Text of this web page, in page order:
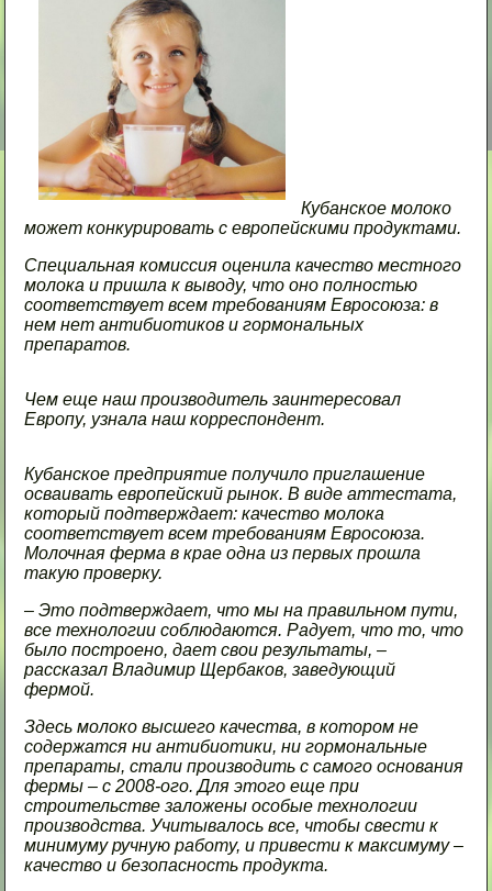
Кубанское молоко
может конкурировать с европейскими продуктами.
Специальная комиссия оценила качество местного
молока и пришла к выводу, что оно полностью
соответствует всем требованиям Евросоюза: в
нем нет антибиотиков и гормональных
препаратов.
Чем еще наш производитель заинтересовал
Европу, узнала наш корреспондент.
Кубанское предприятие получило приглашение
осваивать европейский рынок. В виде аттестата,
который подтверждает: качество молока
соответствует всем требованиям Евросоюза.
Молочная ферма в крае одна из первых прошла
такую проверку.
– Это подтверждает, что мы на правильном пути,
все технологии соблюдаются. Радует, что то, что
было построено, дает свои результаты, –
рассказал Владимир Щербаков, заведующий
фермой.
Здесь молоко высшего качества, в котором не
содержатся ни антибиотики, ни гормональные
препараты, стали производить с самого основания
фермы – с 2008-ого. Для этого еще при
строительстве заложены особые технологии
производства. Учитывалось все, чтобы свести к
минимуму ручную работу, и привести к максимуму –
качество и безопасность продукта.